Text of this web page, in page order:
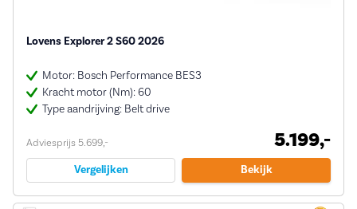
Lovens Explorer 2 S60 2026
Motor: Bosch Performance BES3
Kracht motor (Nm): 60
Type aandrijving: Belt drive
Adviesprijs 5.699,- 5.199,-
Vergelijken Bekijk